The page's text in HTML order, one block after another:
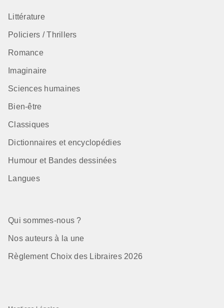
Littérature
Policiers / Thrillers
Romance
Imaginaire
Sciences humaines
Bien-être
Classiques
Dictionnaires et encyclopédies
Humour et Bandes dessinées
Langues
Qui sommes-nous ?
Nos auteurs à la une
Règlement Choix des Libraires 2026